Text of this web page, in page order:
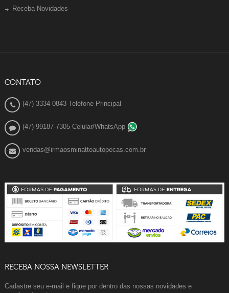
Receba Novidades
CONTATO
(47) 3334-0843 Telefone Principal
(47) 99187-7305 Celular/WhatsApp
vendas@irmaosminattoautopecas.com.br
RECEBA NOSSA NEWSLETTER
Cadastre seu e-mail e fique por dentro das nossas novidades e